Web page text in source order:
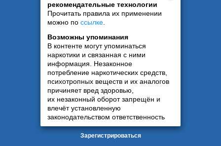
рекомендательные технологии
Прочитать правила их применении
можно по ссылке
Возможны упоминания
В контенте могут упоминаться
наркотики и связанная с ними
информация. Незаконное
потребление наркотических средств,
психотропных веществ и их аналогов
причиняет вред здоровью,
их незаконный оборот запрещён и
влечёт установленную
законодательством ответственность
Зарегистрироваться